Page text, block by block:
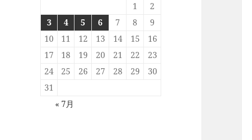
1
2
3
4 5 6 7 8
9
10
11 12 13 14 15
16
17
18 19 20 21 22
23
24
25 26 27 28 29
30
31
« 7月